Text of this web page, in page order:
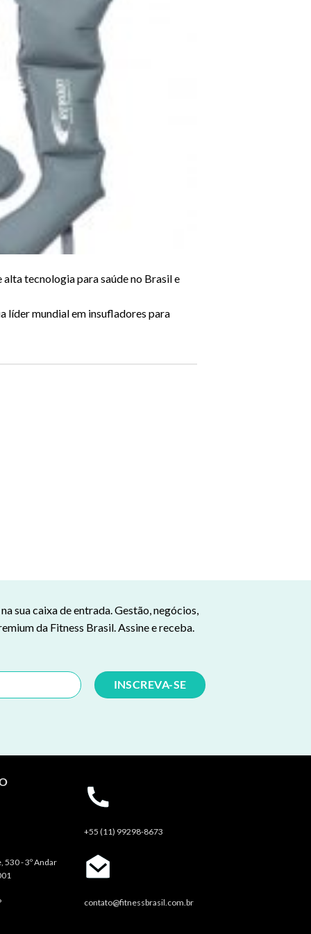
tecnologia para saúde no Brasil e
líder mundial em insufladores para
sua caixa de entrada. Gestão, negócios,
da Fitness Brasil. Assine e receba.
530 - 3º Andar
+55 (11) 99298-8673
contato@fitnessbrasil.com.br